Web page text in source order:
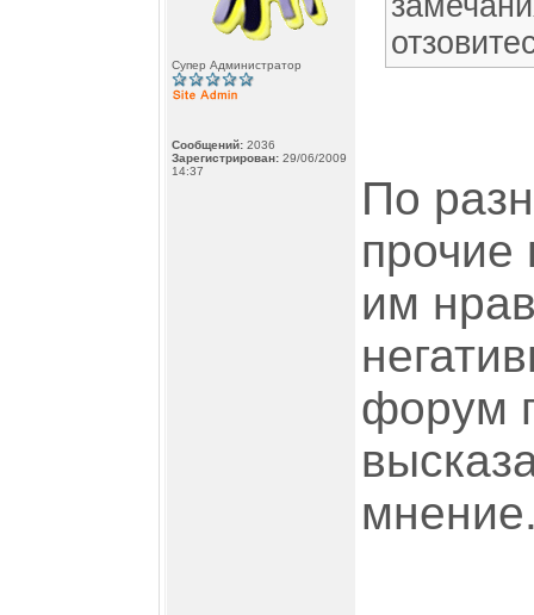
Супер Администратор
Сообщений: 2036
Зарегистрирован: 29/06/2009
14:37
По
прочие
им
форум